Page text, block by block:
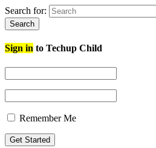
Search for:
Search
Sign in to Techup Child
Remember Me